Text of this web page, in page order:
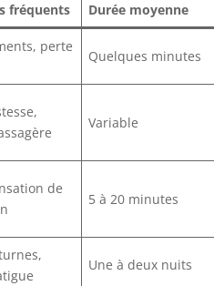
fréquents Durée moyenne
perte
Quelques minutes
Variable
de
5 à 20 minutes
Une à deux nuits